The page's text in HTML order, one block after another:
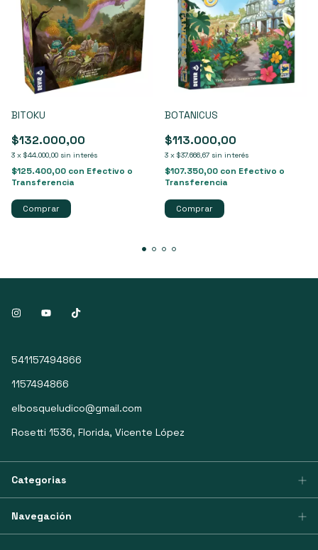
BITOKU
$132.000,00
3 x $44.000,00 sin interés
$125.400,00 con Efectivo o
Transferencia
BOTANICUS
$113.000,00
3 x $37.666,67 sin interés
$107.350,00 con Efectivo o
Transferencia
541157494866
1157494866
elbosqueludico@gmail.com
Rosetti 1536, Florida, Vicente López
Categorias
Navegación